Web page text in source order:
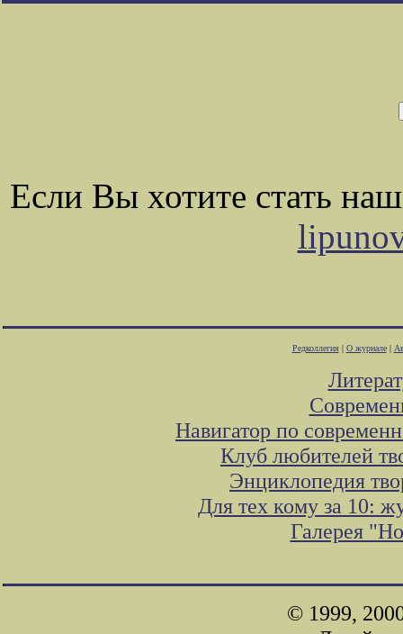
Если Вы хотите стать
Редколлегия| О журнале|
Навигатор по
Клуб любителей
Энциклопедия
Для тех кому за 10:
Галерея
© 1999,